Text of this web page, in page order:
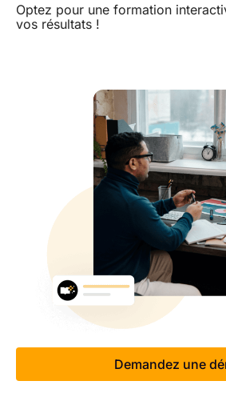
Optez pour une formation
vos résultats !
Demandez une